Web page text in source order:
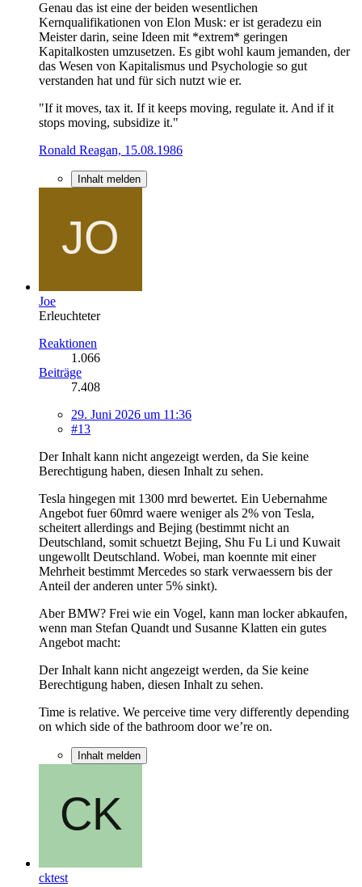
Genau das ist eine der beiden wesentlichen
Kernqualifikationen von Elon Musk: er ist geradezu ein
Meister darin, seine Ideen mit *extrem* geringen
Kapitalkosten umzusetzen. Es gibt wohl kaum jemanden, der
das Wesen von Kapitalismus und Psychologie so gut
verstanden hat und für sich nutzt wie er.
"If it moves, tax it. If it keeps moving, regulate it. And if it
stops moving, subsidize it."
Ronald Reagan, 15.08.1986
Inhalt melden
Joe
Erleuchteter
Reaktionen
1.066
Beiträge
7.408
29. Juni 2026 um 11:36
#13
Der Inhalt kann nicht angezeigt werden, da Sie keine
Berechtigung haben, diesen Inhalt zu sehen.
Tesla hingegen mit 1300 mrd bewertet. Ein Uebernahme
Angebot fuer 60mrd waere weniger als 2% von Tesla,
scheitert allerdings and Bejing (bestimmt nicht an
Deutschland, somit schuetzt Bejing, Shu Fu Li und Kuwait
ungewollt Deutschland. Wobei, man koennte mit einer
Mehrheit bestimmt Mercedes so stark verwaessern bis der
Anteil der anderen unter 5% sinkt).
Aber BMW? Frei wie ein Vogel, kann man locker abkaufen,
wenn man Stefan Quandt und Susanne Klatten ein gutes
Angebot macht:
Der Inhalt kann nicht angezeigt werden, da Sie keine
Berechtigung haben, diesen Inhalt zu sehen.
Time is relative. We perceive time very differently depending
on which side of the bathroom door we’re on.
Inhalt melden
cktest